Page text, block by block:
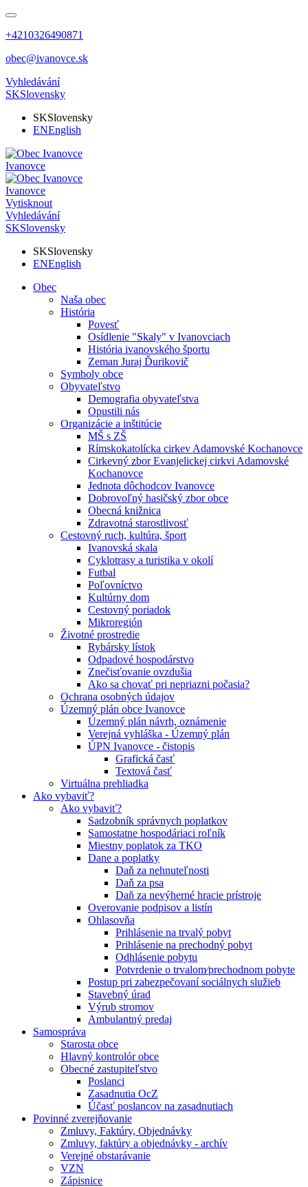
+4210326490871
obec@ivanovce.sk
Vyhledávání
SKSlovensky
SKSlovensky
ENEnglish
Ivanovce
Ivanovce
Vytisknout
Vyhledávání
SKSlovensky
SKSlovensky
ENEnglish
Obec
Naša obec
História
Povesť
Osídlenie "Skaly" v Ivanovciach
História ivanovského športu
Zeman Juraj Ďurikovič
Symboly obce
Obyvateľstvo
Demografia obyvateľstva
Opustili nás
Organizácie a inštitúcie
MŠ s ZŠ
Rímskokatolícka cirkev Adamovské Kochanovce
Cirkevný zbor Evanjelickej cirkvi Adamovské
Kochanovce
Jednota dôchodcov Ivanovce
Dobrovoľný hasičský zbor obce
Obecná knižnica
Zdravotná starostlivosť
Cestovný ruch, kultúra, šport
Ivanovská skala
Cyklotrasy a turistika v okolí
Futbal
Poľovníctvo
Kultúrny dom
Cestovný poriadok
Mikroregión
Životné prostredie
Rybársky lístok
Odpadové hospodárstvo
Znečisťovanie ovzdušia
Ako sa chovať pri nepriazni počasia?
Ochrana osobných údajov
Územný plán obce Ivanovce
Územný plán návrh, oznámenie
Verejná vyhláška - Územný plán
ÚPN Ivanovce - čistopis
Grafická časť
Textová časť
Virtuálna prehliadka
Ako vybaviť?
Ako vybaviť?
Sadzobník správnych poplatkov
Samostatne hospodáriaci roľník
Miestny poplatok za TKO
Dane a poplatky
Daň za nehnuteľnosti
Daň za psa
Daň za nevýherné hracie prístroje
Overovanie podpisov a listín
Ohlasovňa
Prihlásenie na trvalý pobyt
Prihlásenie na prechodný pobyt
Odhlásenie pobytu
Potvrdenie o trvalom⁄prechodnom pobyte
Postup pri zabezpečovaní sociálnych služieb
Stavebný úrad
Výrub stromov
Ambulantný predaj
Samospráva
Starosta obce
Hlavný kontrolór obce
Obecné zastupiteľstvo
Poslanci
Zasadnutia OcZ
Účasť poslancov na zasadnutiach
Povinné zverejňovanie
Zmluvy, Faktúry, Objednávky
Zmluvy, faktúry a objednávky - archív
Verejné obstarávanie
VZN
Zápisnice